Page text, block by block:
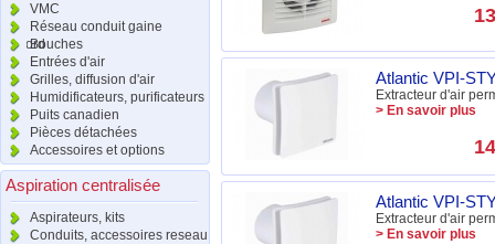
VMC
Réseau conduit gaine
raccordBouches
Entrées d'air
Grilles, diffusion d'air
Humidificateurs, purificateurs
Puits canadien
Pièces détachées
Accessoires et options
Aspiration centralisée
Aspirateurs, kits
Conduits, accessoires reseau
Atlantic VPI-
Extracteur d'air
> En savoir plus
Atlantic VPI-
Extracteur d'air
> En savoir plus